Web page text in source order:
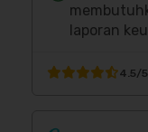
laporan
4.5/5